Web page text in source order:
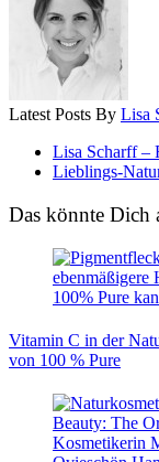
Latest Posts By Lisa
Lisa Scharff –
Lieblings-
Das könnte Dich
Vitamin C in der
von 100 % Pure